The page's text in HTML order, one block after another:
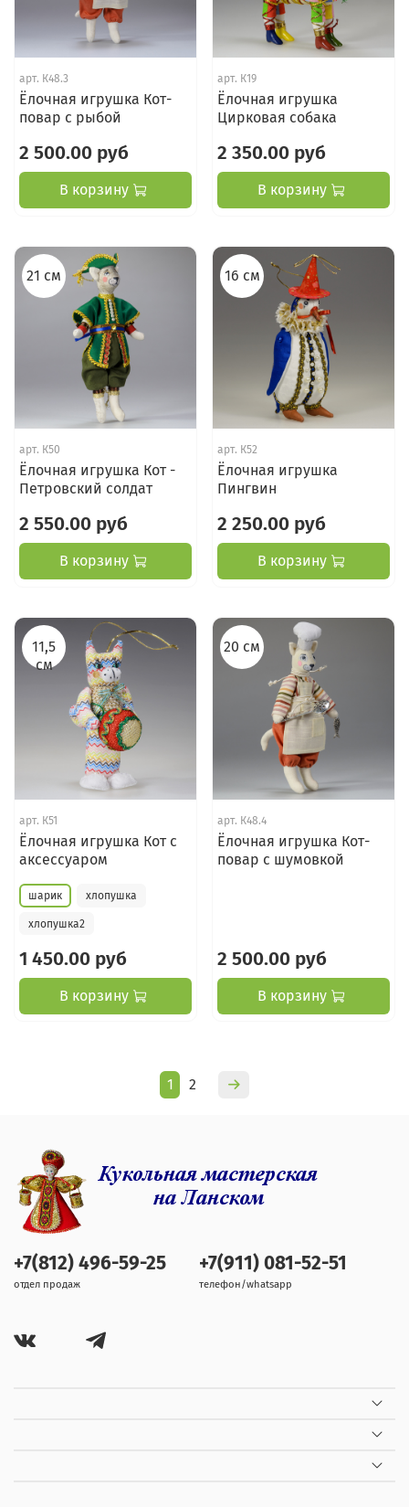
арт. К48.3
Ёлочная игрушка Кот-
повар с рыбой
2 500.00 руб
В корзину
арт. К19
Ёлочная игрушка
Цирковая собака
2 350.00 руб
В корзину
21 см
арт. К50
Ёлочная игрушка Кот -
Петровский солдат
2 550.00 руб
В корзину
16 см
арт. К52
Ёлочная игрушка
Пингвин
2 250.00 руб
В корзину
11,5
см
арт. К51
Ёлочная игрушка Кот с
аксессуаром
шарик хлопушка
хлопушка2
1 450.00 руб
В корзину
20 см
арт. К48.4
Ёлочная игрушка Кот-
повар с шумовкой
2 500.00 руб
В корзину
1 2
+7(812) 496-59-25
отдел продаж
+7(911) 081-52-51
телефон/whatsapp